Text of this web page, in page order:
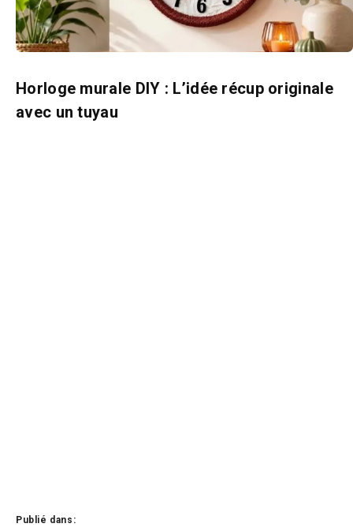
Horloge murale DIY : L’idée récup originale
avec un tuyau
Publié dans: